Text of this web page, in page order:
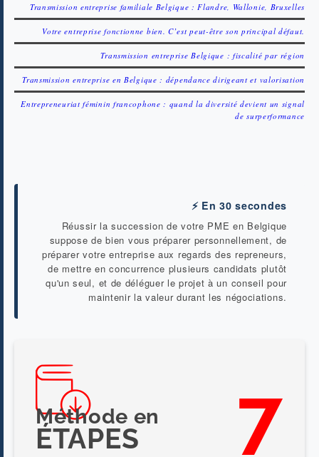
Transmission entreprise familiale Belgique : Flandre, Wallonie, Bruxelles
Votre entreprise fonctionne bien. C’est peut-être son principal défaut.
Transmission entreprise Belgique : fiscalité par région
Transmission entreprise en Belgique : dépendance dirigeant et valorisation
Entrepreneuriat féminin francophone : quand la diversité devient un signal
de surperformance
⚡ En 30 secondes
Réussir la succession de votre PME en Belgique
suppose de bien vous préparer personnellement, de
préparer votre entreprise aux regards des repreneurs,
de mettre en concurrence plusieurs candidats plutôt
qu'un seul, et de déléguer le projet à un conseil pour
maintenir la valeur durant les négociations.
Méthode en 7
ÉTAPES